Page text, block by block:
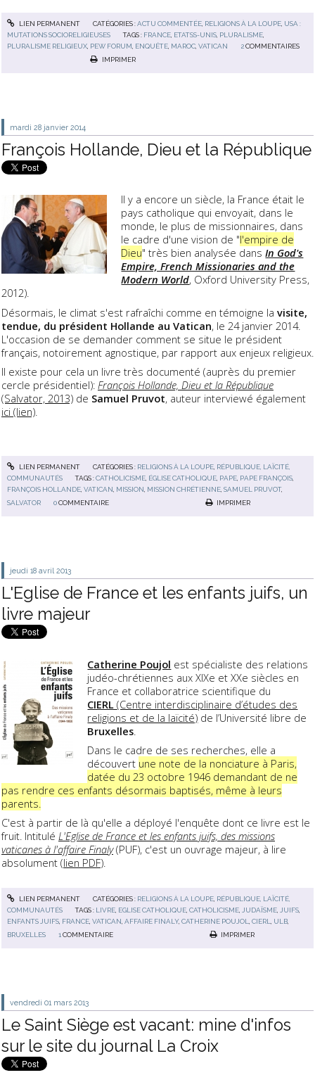
LIEN PERMANENT CATÉGORIES :ACTU COMMENTÉE, RELIGIONS À LA LOUPE, USA :
MUTATIONS SOCIORELIGIEUSES
TAGS : FRANCE, ETATSS-UNIS, PLURALISME,
PLURALISME RELIGIEUX, PEW FORUM, ENQUÊTE, MAROC,VATICAN 2 COMMENTAIRES
IMPRIMER
mardi 28 janvier 2014
François Hollande, Dieu et la République
Il y a encore un siècle, la France était le
pays catholique qui envoyait, dans le
monde, le plus de missionnaires, dans
le cadre d'une vision de "l'empire de
Dieu" très bien analysée dansIn God's
Empire, French Missionaries and the
Modern World, Oxford University Press,
2012).
Désormais, le climat s'est rafraîchi comme en témoigne la visite,
tendue, du président Hollande au Vatican, le 24 janvier 2014.
L'occasion de se demander comment se situe le président
français, notoirement agnostique, par rapport aux enjeux religieux.
Il existe pour cela un livre très documenté (auprès du premier
cercle présidentiel): François Hollande, Dieu et la République
(Salvator, 2013) de Samuel Pruvot, auteur interviewé également
ici (lien)
LIEN PERMANENT CATÉGORIES : RELIGIONS À LA LOUPE, RÉPUBLIQUE, LAÏCITÉ,
COMMUNAUTÉS
TAGS :CATHOLICISME, ÉGLISE CATHOLIQUE, PAPE, PAPE FRANÇOIS,
FRANÇOIS HOLLANDE,VATICAN, MISSION, MISSION CHRÉTIENNE,SAMUEL PRUVOT,
SALVATOR
0 COMMENTAIRE IMPRIMER
jeudi 18 avril 2013
L'Eglise de France et les enfants juifs, un
livre majeur
Catherine Poujol est spécialiste des relations
judéo-chrétiennes aux XIXe et XXe siècles en
France et collaboratrice scientifique du
CIERL(Centre interdisciplinaire d’études des
religions et de la laïcité) de l’Université libre de
Bruxelles
Dans le cadre de ses recherches, elle a
découvert une note de la nonciature à Paris,
datée du 23 octobre 1946 demandant de ne
pas rendre ces enfants désormais baptisés, même à leurs
parents.
C'est à partir de là qu'elle a déployé l'enquête dont ce livre est le
fruit. Intitulé L'Eglise de France et les enfants juifs, des missions
vaticanes à l'affaire Finaly(PUF), c'est un ouvrage majeur, à lire
absolument (lien PDF).
LIEN PERMANENT CATÉGORIES : RELIGIONS À LA LOUPE, RÉPUBLIQUE, LAÏCITÉ,
COMMUNAUTÉS
TAGS : LIVRE, EGLISE CATHOLIQUE,CATHOLICISME,JUDAÏSME,JUIFS,
ENFANTS JUIFS, FRANCE,VATICAN,AFFAIRE FINALY,CATHERINE POUJOL,CIERL, ULB,
BRUXELLES
1 COMMENTAIRE IMPRIMER
vendredi 01 mars 2013
Le Saint Siège est vacant: mine d'infos
sur le site du journal La Croix